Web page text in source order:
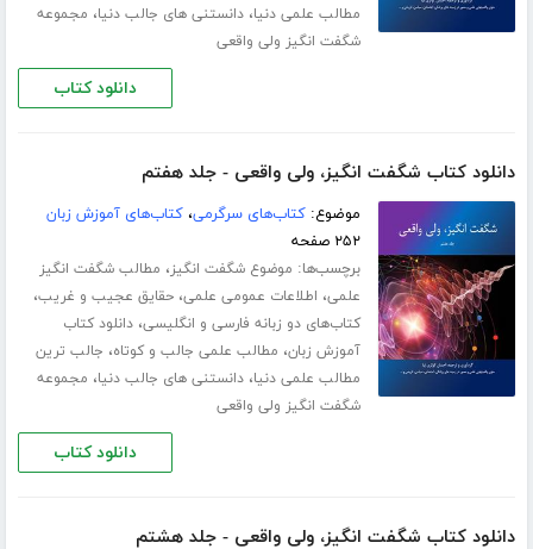
مطالب علمی دنیا،دانستنی های جالب دنیا، مجموعه
شگفت انگیز ولی واقعی
دانلود کتاب
دانلود کتاب شگفت انگیز، ولی واقعی - جلد هفتم
موضوع:کتاب‌های سرگرمی،کتاب‌های آموزش زبان
۲۵۲ صفحه
برچسب‌ها: موضوع شگفت انگیز، مطالب شگفت انگیز
علمی، اطلاعات عمومی علمی،حقایق عجیب و غریب،
کتاب‌های دو زبانه فارسی و انگلیسی،دانلود کتاب
آموزش زبان، مطالب علمی جالب و کوتاه، جالب ترین
مطالب علمی دنیا،دانستنی های جالب دنیا، مجموعه
شگفت انگیز ولی واقعی
دانلود کتاب
دانلود کتاب شگفت انگیز، ولی واقعی - جلد هشتم